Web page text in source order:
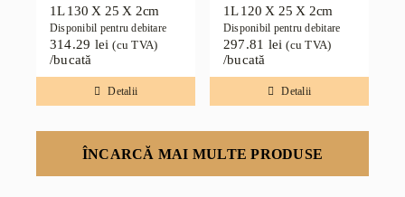
1L 130 X 25 X 2cm
Disponibil pentru debitare
314.29 lei (cu TVA)
/bucată
Detalii
1L 120 X 25 X 2cm
Disponibil pentru debitare
297.81 lei (cu TVA)
/bucată
Detalii
ÎNCARCĂ MAI MULTE PRODUSE